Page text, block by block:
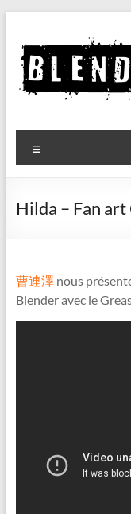
contenu
Le
de
Hilda – Fan
曹連澤nous
Blender avec le